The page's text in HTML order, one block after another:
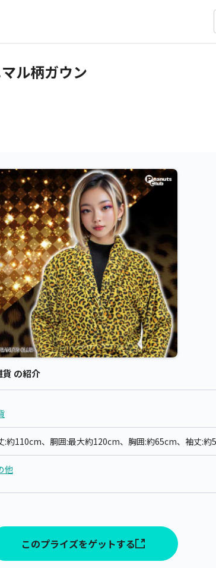
ル柄ガウン
の紹介
:約110cm、胴囲:最大約120cm、胸囲:約65cm、袖丈:約
他
このプライズをゲットする